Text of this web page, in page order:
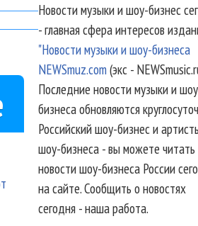
Новости музыки и шоу-бизнес
- главная сфера интересов
"Новости музыки и шоу-бизнеса
NEWSmuz.com(экс -
Последние новости музыки и шоу
бизнеса обновляются
Российский шоу-бизнес и
шоу-бизнеса - вы можете читать
новости шоу-бизнеса России
на сайте. Сообщить о новостях
сегодня - наша работа.